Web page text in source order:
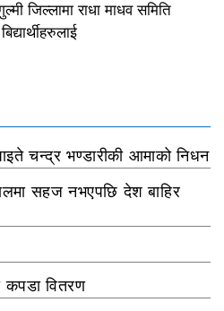
जिल्लामा राधा माधव समिति
चन्द्र भण्डारीकी आमाको निधन
सहज नभएपछि देश बाहिर
कपडा वितरण